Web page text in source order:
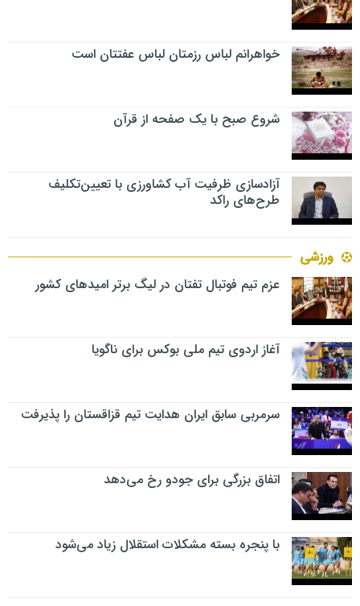
خواهرانم لباس رزمتان لباس عفتتان است
شروع صبح با یک صفحه از قرآن
آزادسازی ظرفیت آب کشاورزی با تعیین‌تکلیف
طرح‌های راکد
ورزشی
عزم تیم فوتبال تفتان در لیگ برتر امیدهای کشور
آغاز اردوی تیم ملی بوکس برای ناگویا
سرمربی سابق ایران هدایت تیم قزاقستان را پذیرفت
اتفاق بزرگی برای جودو رخ می‌دهد
با پنجره بسته مشکلات استقلال زیاد می‌شود